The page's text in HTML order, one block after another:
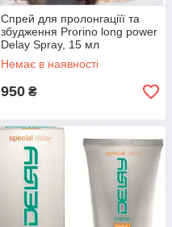
Спрей для пролонгаціїї та
збудження Prorino long power
Delay Spray, 15 мл
Немає в наявності
950 ₴